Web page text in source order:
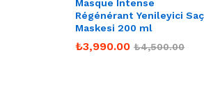
Masque Intense
Régénérant Yenileyici Saç
Maskesi 200 ml
₺3,990.00 ₺4,500.00